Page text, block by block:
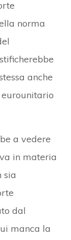
norma
anche
a vedere
in materia
sia
dal
manca la